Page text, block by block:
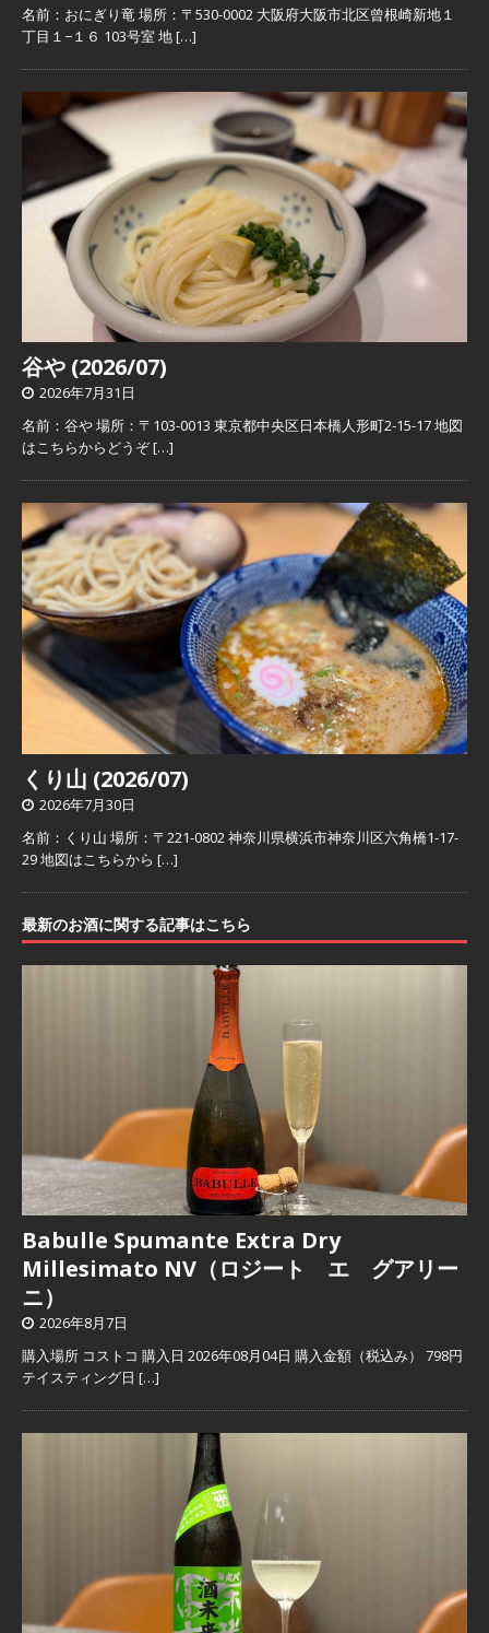
名前：おにぎり竜 場所：〒530-0002 大阪府大阪市北区曾根崎新地１
丁目１−１６ 103号室 地[…]
谷や (2026/07)
2026年7月31日
名前：谷や 場所：〒103-0013 東京都中央区日本橋人形町2-15-17 地図
はこちらからどうぞ[…]
くり山 (2026/07)
2026年7月30日
名前：くり山 場所：〒221-0802 神奈川県横浜市神奈川区六角橋1-17-
29 地図はこちらから […]
最新のお酒に関する記事はこちら
Babulle Spumante Extra Dry
Millesimato NV（ロジート エ グアリー
ニ）
2026年8月7日
購入場所 コストコ 購入日 2026年08月04日 購入金額（税込み） 798円
テイスティング日 […]